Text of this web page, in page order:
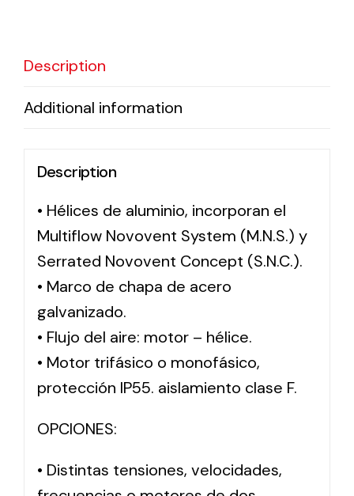
Description
Additional information
Description
• Hélices de aluminio, incorporan el
Multiflow Novovent System (M.N.S.) y
Serrated Novovent Concept (S.N.C.).
• Marco de chapa de acero
galvanizado.
• Flujo del aire: motor – hélice.
• Motor trifásico o monofásico,
protección IP55. aislamiento clase F.
OPCIONES:
• Distintas tensiones, velocidades,